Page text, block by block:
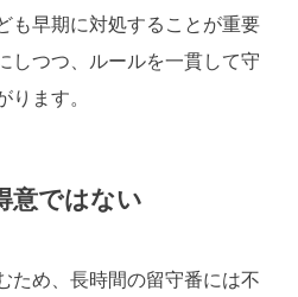
も早期に対処することが重要
しつつ、ルールを一貫して守
ります。
意ではない
ため、長時間の留守番には不